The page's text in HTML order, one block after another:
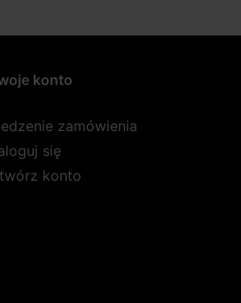
konto
zamówienia
się
konto